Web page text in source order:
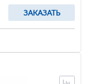
ЗАКАЗАТЬ